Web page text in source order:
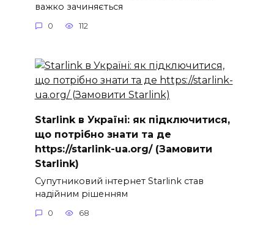
важко зачиняється
0 112
Starlink в Україні: як підключитися,
що потрібно знати та де
https://starlink-ua.org/ (Замовити
Starlink)
Супутниковий інтернет Starlink став
надійним рішенням
0 68